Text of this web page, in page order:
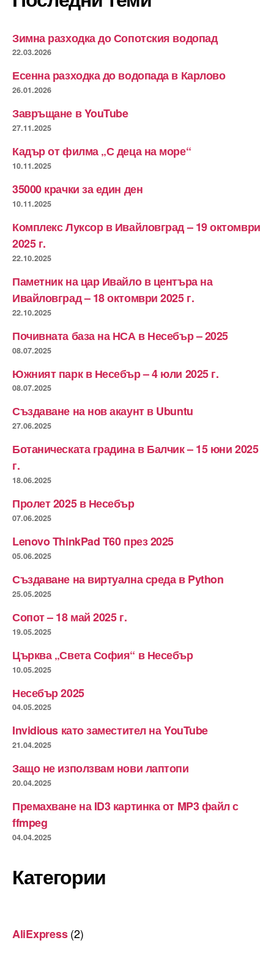
Зимна разходка до Сопотския водопад
22.03.2026
Есенна разходка до водопада в Карлово
26.01.2026
Завръщане в YouTube
27.11.2025
Кадър от филма „С деца на море“
10.11.2025
35000 крачки за един ден
10.11.2025
Комплекс Луксор в Ивайловград – 19 октомври
2025 г.
22.10.2025
Паметник на цар Ивайло в центъра на
Ивайловград – 18 октомври 2025 г.
22.10.2025
Почивната база на НСА в Несебър – 2025
08.07.2025
Южният парк в Несебър – 4 юли 2025 г.
08.07.2025
Създаване на нов акаунт в Ubuntu
27.06.2025
Ботаническата градина в Балчик – 15 юни 2025
г.
18.06.2025
Пролет 2025 в Несебър
07.06.2025
Lenovo ThinkPad T60 през 2025
05.06.2025
Създаване на виртуална среда в Python
25.05.2025
Сопот – 18 май 2025 г.
19.05.2025
Църква „Света София“ в Несебър
10.05.2025
Несебър 2025
04.05.2025
Invidious като заместител на YouTube
21.04.2025
Защо не използвам нови лаптопи
20.04.2025
Премахване на ID3 картинка от MP3 файл с
ffmpeg
04.04.2025
Категории
AliExpress(2)